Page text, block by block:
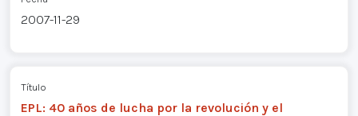
2007-11-29
Título
EPL: 40 años de lucha por la revolución y el